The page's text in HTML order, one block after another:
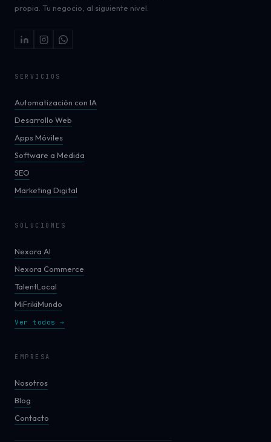
propia. Tu negocio, al siguiente nivel.
SERVICIOS
Automatización con IA
Desarrollo Web
Apps Móviles
Software a Medida
SEO
Marketing Digital
SOLUCIONES
Nexora AI
Nexora Commerce
TalentLocal
MiFrikiMundo
Ver todos →
EMPRESA
Nosotros
Blog
Contacto